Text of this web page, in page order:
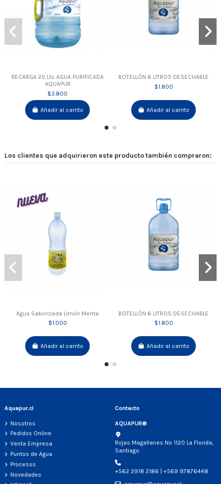
RECARGA 20 Lts AGUA PURIFICADA
AQUAPUR
$3.800
Añadir al carrito
BOTELLÓN 6 LITROS DESECHABLE
$1.800
Añadir al carrito
Los clientes que adquirieron este producto también compraron:
Agua Saborizada Limón Menta
$1.000
Añadir al carrito
BOTELLÓN 6 LITROS DESECHABLE
$1.800
Añadir al carrito
Aquapur.cl
Nosotros
Pedidos Online
Venta Empresa
Puntos de Agua
Procesos
Novedades
Contacto
AQUAPUR®
Rojas Magallanes Nº 1120 La Florida,
Santiago.
+562 2918 2186 | +569 97876448